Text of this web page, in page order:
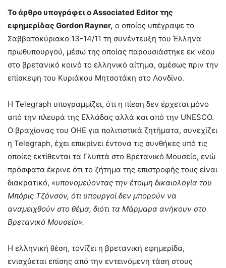
Το άρθρο υπογράφει ο Associated Editor της
εφημερίδας Gordon Rayner, ο οποίος υπέγραψε το
Σαββατοκύριακο 13-14/11 τη συνέντευξη του Έλληνα
πρωθυπουργού, μέσω της οποίας παρουσιάστηκε εκ νέου
στο βρετανικό κοινό το ελληνικό αίτημα, αμέσως πριν την
επίσκεψη του Κυριάκου Μητσοτάκη στο Λονδίνο.
Η Telegraph υπογραμμίζει, ότι η πίεση δεν έρχεται μόνο
από την πλευρά της Ελλάδας αλλά και από την UNESCO.
Ο βραχίονας του ΟΗΕ για πολιτιστικά ζητήματα, συνεχίζει
η Telegraph, έχει επικρίνει έντονα τις συνθήκες υπό τις
οποίες εκτίθενται τα Γλυπτά στο Βρετανικό Μουσείο, ενώ
πρόσφατα έκρινε ότι το ζήτημα της επιστροφής τους είναι
διακρατικό, «υπονομεύοντας την έτοιμη δικαιολογία του
Μπόρις Τζόνσον, ότι υπουργοί δεν μπορούν να
αναμειχθούν στο θέμα, διότι τα Μάρμαρα ανήκουν στο
Βρετανικό Μουσείο».
Η ελληνική θέση, τονίζει η βρετανική εφημερίδα,
ενισχύεται επίσης από την εντεινόμενη τάση στους